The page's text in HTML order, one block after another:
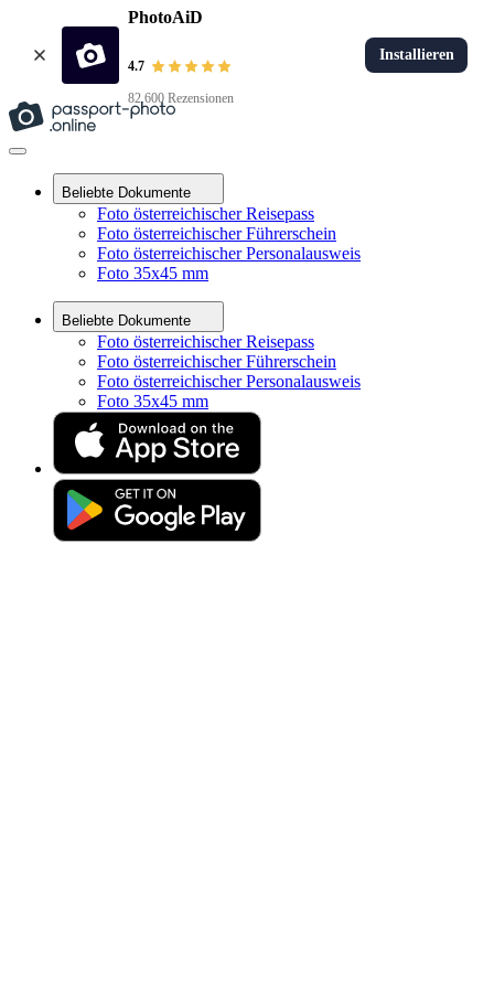
PhotoAiD
4.7
82.600 Rezensionen
Installieren
Beliebte Dokumente
Foto österreichischer Reisepass
Foto österreichischer Führerschein
Foto österreichischer Personalausweis
Foto 35x45 mm
Beliebte Dokumente
Foto österreichischer Reisepass
Foto österreichischer Führerschein
Foto österreichischer Personalausweis
Foto 35x45 mm